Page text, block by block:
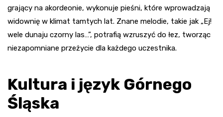
grający na akordeonie, wykonuje pieśni, które wprowadzają
widownię w klimat tamtych lat. Znane melodie, takie jak „Ej!
wele dunaju czorny las…”, potrafią wzruszyć do łez, tworząc
niezapomniane przeżycie dla każdego uczestnika.
Kultura i język Górnego
Śląska